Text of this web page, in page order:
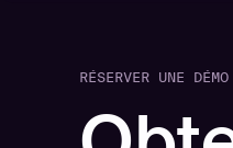
RÉSERVER UNE DÉMO